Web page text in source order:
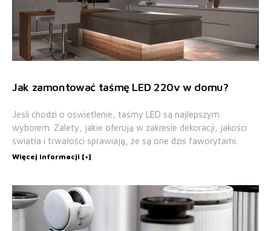
Jak zamontować taśmę LED 220v w domu?
Jeśli chodzi o oświetlenie, taśmy LED są najlepszym
wyborem. Zalety, jakie oferują w zakresie dekoracji, jakości
światła i trwałości sprawiają, że są one dziś faworytami.
Więcej informacji [+]